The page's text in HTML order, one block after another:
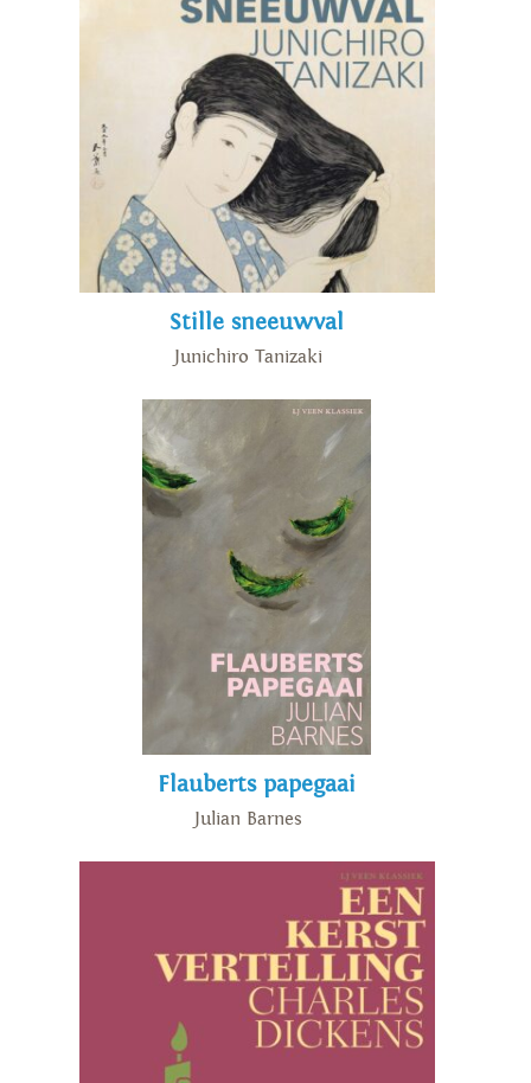
Stille sneeuwval
Junichiro Tanizaki
Flauberts papegaai
Julian Barnes